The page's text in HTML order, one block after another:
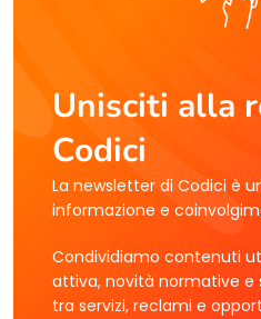
Unisciti alla
Codici
La newsletter di Codici è
informazione e
Condividiamo contenuti
attiva, novità normative e
tra servizi, reclami e